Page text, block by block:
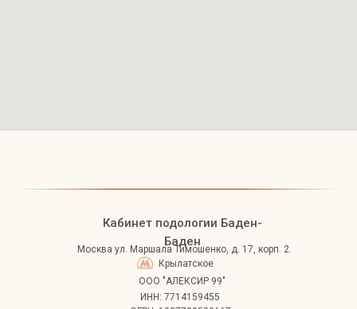
Кабинет подологии Баден-
Баден
Москва ул. Маршала Тимошенко, д. 17, корп. 2.
Крылатское
ООО "АЛЕКСИР 99"
ИНН: 7714159455